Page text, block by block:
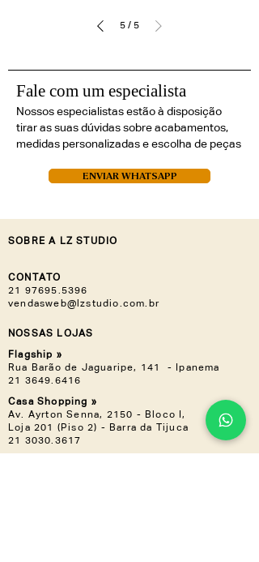
5 / 5
Fale com um especialista
Nossos especialistas estão à disposição
tirar as suas dúvidas sobre acabamentos,
medidas personalizadas e escolha de peças
ENVIAR WHATSAPP
SOBRE A LZ STUDIO
CONTATO
21 97695.5396
vendasweb@lzstudio.com.br
NOSSAS LOJAS
Flagship »
Rua Barão de Jaguaripe, 141 - Ipanema
21 3649.6416
Casa Shopping »
Av. Ayrton Senna, 2150 - Bloco I,
Loja 201 (Piso 2) - Barra da Tijuca
21 3030.3617